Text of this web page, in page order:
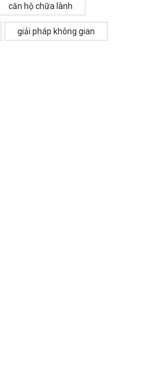
căn hộ chữa lành
giải pháp không gian